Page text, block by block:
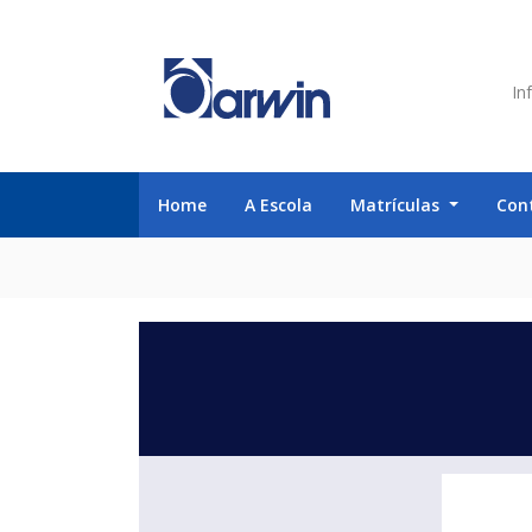
Home A Escola Matrículas